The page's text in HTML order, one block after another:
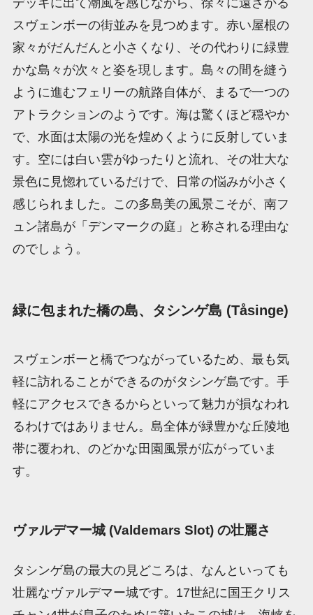
デッキに出て潮風を感じながら、徐々に遠ざかる
スヴェンボーの街並みを見つめます。赤い屋根の
家々がだんだんと小さくなり、その代わりに緑豊
かな島々が次々と姿を現します。島々の間を縫う
ように進むフェリーの航路自体が、まるで一つの
アトラクションのようです。海は驚くほど穏やか
で、水面は太陽の光を煌めくように反射していま
す。空には白い雲がゆったりと流れ、その壮大な
景色に見惚れているだけで、日常の悩みが小さく
感じられました。この多島美の風景こそが、南フ
ュン諸島が「デンマークの庭」と称される理由な
のでしょう。
緑に包まれた橋の島、タシンゲ島 (Tåsinge)
スヴェンボーと橋でつながっているため、最も気
軽に訪れることができるのがタシンゲ島です。手
軽にアクセスできるからといって魅力が損なわれ
るわけではありません。島全体が緑豊かな丘陵地
帯に覆われ、のどかな田園風景が広がっていま
す。
ヴァルデマー城 (Valdemars Slot) の壮麗さ
タシンゲ島の最大の見どころは、なんといっても
壮麗なヴァルデマー城です。17世紀に国王クリス